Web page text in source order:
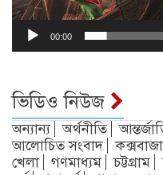
00:00
ভিডিও নিউজ
অন্যান্য অর্থনীতি
আলোচিত সংবাদ
খেলা
গণমাধ্যম চট্টগ্রাম